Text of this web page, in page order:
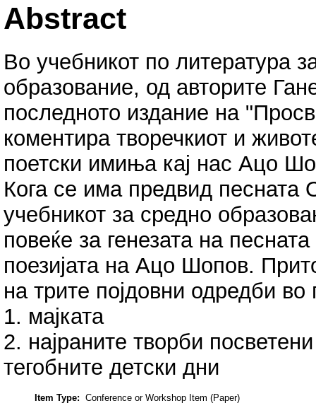
Abstract
Во учебникот по литература
образование, од авторите
последното издание на
коментира творечкиот и
поетски имиња кај нас Ацо
Кога се има предвид песната
учебникот за средно
повеќе за генезата на
поезијата на Ацо Шопов.
на трите појдовни одредби
1. мајката
2. најраните творби
тегобните детски дни
Item Type: Conference or Workshop Item (Paper)